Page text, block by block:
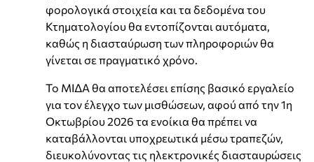
φορολογικά στοιχεία και τα δεδομένα του
Κτηματολογίου θα εντοπίζονται αυτόματα,
καθώς η διασταύρωση των πληροφοριών θα
γίνεται σε πραγματικό χρόνο.
Το ΜΙΔΑ θα αποτελέσει επίσης βασικό εργαλείο
για τον έλεγχο των μισθώσεων, αφού από την 1η
Οκτωβρίου 2026 τα ενοίκια θα πρέπει να
καταβάλλονται υποχρεωτικά μέσω τραπεζών,
διευκολύνοντας τις ηλεκτρονικές διασταυρώσεις